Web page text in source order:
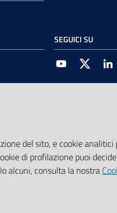
SEGUICI SU
Youtube Twitter
del sito, e cookie analitici
di profilazione puoi
alcuni, consulta la nostra